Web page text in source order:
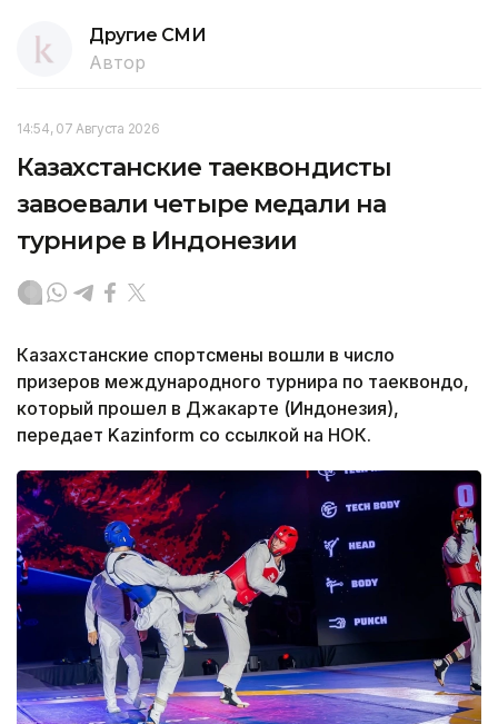
Другие СМИ
Автор
14:54, 07 Августа 2026
Казахстанские таеквондисты
завоевали четыре медали на
турнире в Индонезии
Казахстанские спортсмены вошли в число
призеров международного турнира по таеквондо,
который прошел в Джакарте (Индонезия),
передает Kazinform со ссылкой на НОК.